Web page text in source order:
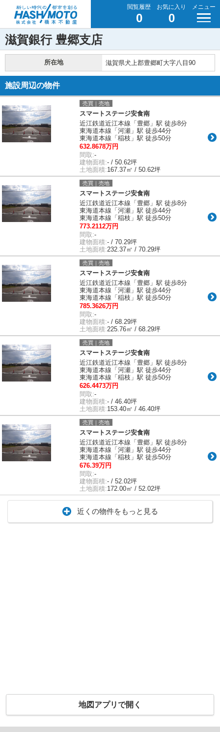
閲覧履歴
0
お気に入り
0
メニュー
滋賀銀行 豊郷支店
所在地 滋賀県犬上郡豊郷町大字八目90
施設周辺の物件
売買｜売地
スマートステージ安食南
近江鉄道近江本線「豊郷」駅 徒歩8分
東海道本線「河瀬」駅 徒歩44分
東海道本線「稲枝」駅 徒歩50分
632.8678万円
間取:-
建物面積:- / 50.62坪
土地面積:167.37㎡ / 50.62坪
売買｜売地
スマートステージ安食南
近江鉄道近江本線「豊郷」駅 徒歩8分
東海道本線「河瀬」駅 徒歩44分
東海道本線「稲枝」駅 徒歩50分
773.2112万円
間取:-
建物面積:- / 70.29坪
土地面積:232.37㎡ / 70.29坪
売買｜売地
スマートステージ安食南
近江鉄道近江本線「豊郷」駅 徒歩8分
東海道本線「河瀬」駅 徒歩44分
東海道本線「稲枝」駅 徒歩50分
785.3626万円
間取:-
建物面積:- / 68.29坪
土地面積:225.76㎡ / 68.29坪
売買｜売地
スマートステージ安食南
近江鉄道近江本線「豊郷」駅 徒歩8分
東海道本線「河瀬」駅 徒歩44分
東海道本線「稲枝」駅 徒歩50分
626.4473万円
間取:-
建物面積:- / 46.40坪
土地面積:153.40㎡ / 46.40坪
売買｜売地
スマートステージ安食南
近江鉄道近江本線「豊郷」駅 徒歩8分
東海道本線「河瀬」駅 徒歩44分
東海道本線「稲枝」駅 徒歩50分
676.39万円
間取:-
建物面積:- / 52.02坪
土地面積:172.00㎡ / 52.02坪
近くの物件をもっと見る
地図アプリで開く